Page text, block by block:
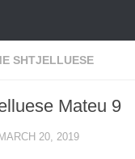
SHTJELLUESE
Mateu 9
MARCH 20, 2019